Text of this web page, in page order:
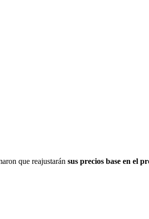
que reajustarán sus precios base en el